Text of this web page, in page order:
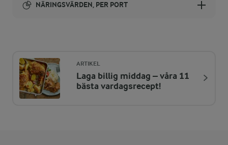
NÄRINGSVÄRDEN, PER PORT
ENERGIDISTRIBUTION %
NÄRINGSVÄRDEN PER PORT
ARTIKEL
Laga billig middag – våra 11
bästa vardagsrecept!